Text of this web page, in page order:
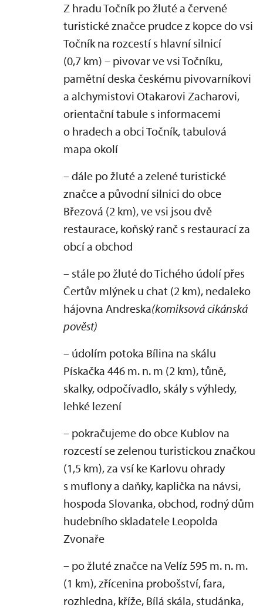
Z hradu Točník po žluté a červené
turistické značce prudce z kopce do vsi
Točník na rozcestí s hlavní silnicí
(0,7 km) – pivovar ve vsi Točníku,
pamětní deska českému pivovarníkovi
a alchymistovi Otakarovi Zacharovi,
orientační tabule s informacemi
o hradech a obci Točník, tabulová
mapa okolí
– dále po žluté a zelené turistické
značce a původní silnici do obce
Březová (2 km), ve vsi jsou dvě
restaurace, koňský ranč s restaurací za
obcí a obchod
– stále po žluté do Tichého údolí přes
Čertův mlýnek u chat (2 km), nedaleko
hájovna Andreska(komiksová cikánská
pověst)
– údolím potoka Bílina na skálu
Pískačka 446 m. n. m (2 km), tůně,
skalky, odpočívadlo, skály s výhledy,
lehké lezení
– pokračujeme do obce Kublov na
rozcestí se zelenou turistickou značkou
(1,5 km), za vsí ke Karlovu ohrady
s muflony a daňky, kaplička na návsi,
hospoda Slovanka, obchod, rodný dům
hudebního skladatele Leopolda
Zvonaře
– po žluté značce na Velíz 595 m. n. m.
(1 km), zřícenina probošství, fara,
rozhledna, kříže, Bílá skála, studánka,